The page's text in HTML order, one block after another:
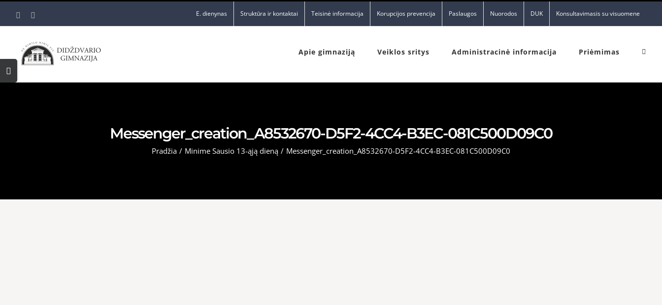
Facebook E. dienynas Struktūra ir kontaktai Teisinė informacija Korupcijos prevencija Paslaugos Nuorodos DUK Konsultavimasis su visuomene
Apie gimnaziją Veiklos sritys Administracinė informacija Priėmimas
Messenger_creation_A8532670-D5F2-4CC4-B3EC-081C500D09C0
Pradžia / Minime Sausio 13-ąją dieną / Messenger_creation_A8532670-D5F2-4CC4-B3EC-081C500D09C0
Toggle
Sliding